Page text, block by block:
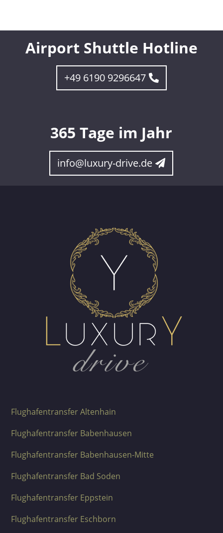
Airport Shuttle Hotline
+49 6190 9296647
365 Tage im Jahr
info@luxury-drive.de
Flughafentransfer Altenhain
Flughafentransfer Babenhausen
Flughafentransfer Babenhausen-Mitte
Flughafentransfer Bad Soden
Flughafentransfer Eppstein
Flughafentransfer Eschborn